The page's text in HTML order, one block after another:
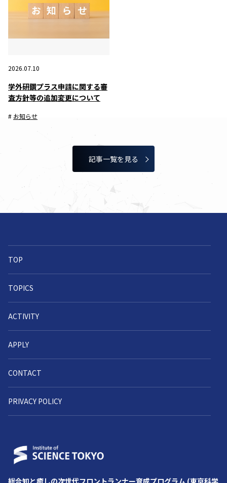
2026.07.10
学外研鑽プラス申請に関する審
査方針等の追加変更について
お知らせ
記事⼀覧を⾒る
TOP
TOPICS
ACTIVITY
APPLY
CONTACT
PRIVACY POLICY
総合知と癒しの次世代フロントランナー育成プログラム (東京科学